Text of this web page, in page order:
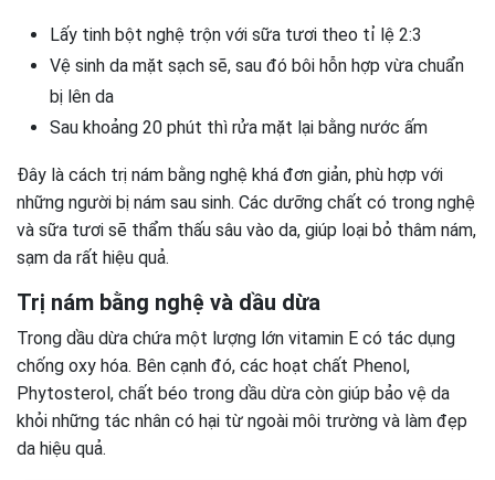
Lấy tinh bột nghệ trộn với sữa tươi theo tỉ lệ 2:3
Vệ sinh da mặt sạch sẽ, sau đó bôi hỗn hợp vừa chuẩn
bị lên da
Sau khoảng 20 phút thì rửa mặt lại bằng nước ấm
Đây là cách trị nám bằng nghệ khá đơn giản, phù hợp với
những người bị nám sau sinh. Các dưỡng chất có trong nghệ
và sữa tươi sẽ thẩm thấu sâu vào da, giúp loại bỏ thâm nám,
sạm da rất hiệu quả.
Trị nám bằng nghệ và dầu dừa
Trong dầu dừa chứa một lượng lớn vitamin E có tác dụng
chống oxy hóa. Bên cạnh đó, các hoạt chất Phenol,
Phytosterol, chất béo trong dầu dừa còn giúp bảo vệ da
khỏi những tác nhân có hại từ ngoài môi trường và làm đẹp
da hiệu quả.